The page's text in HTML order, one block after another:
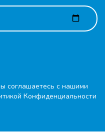
соглашаетесь с нашими
Конфиденциальности